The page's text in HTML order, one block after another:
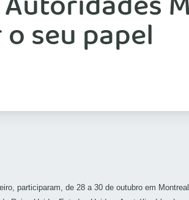
seu papel
participaram, de 28 a 30 de outubro em